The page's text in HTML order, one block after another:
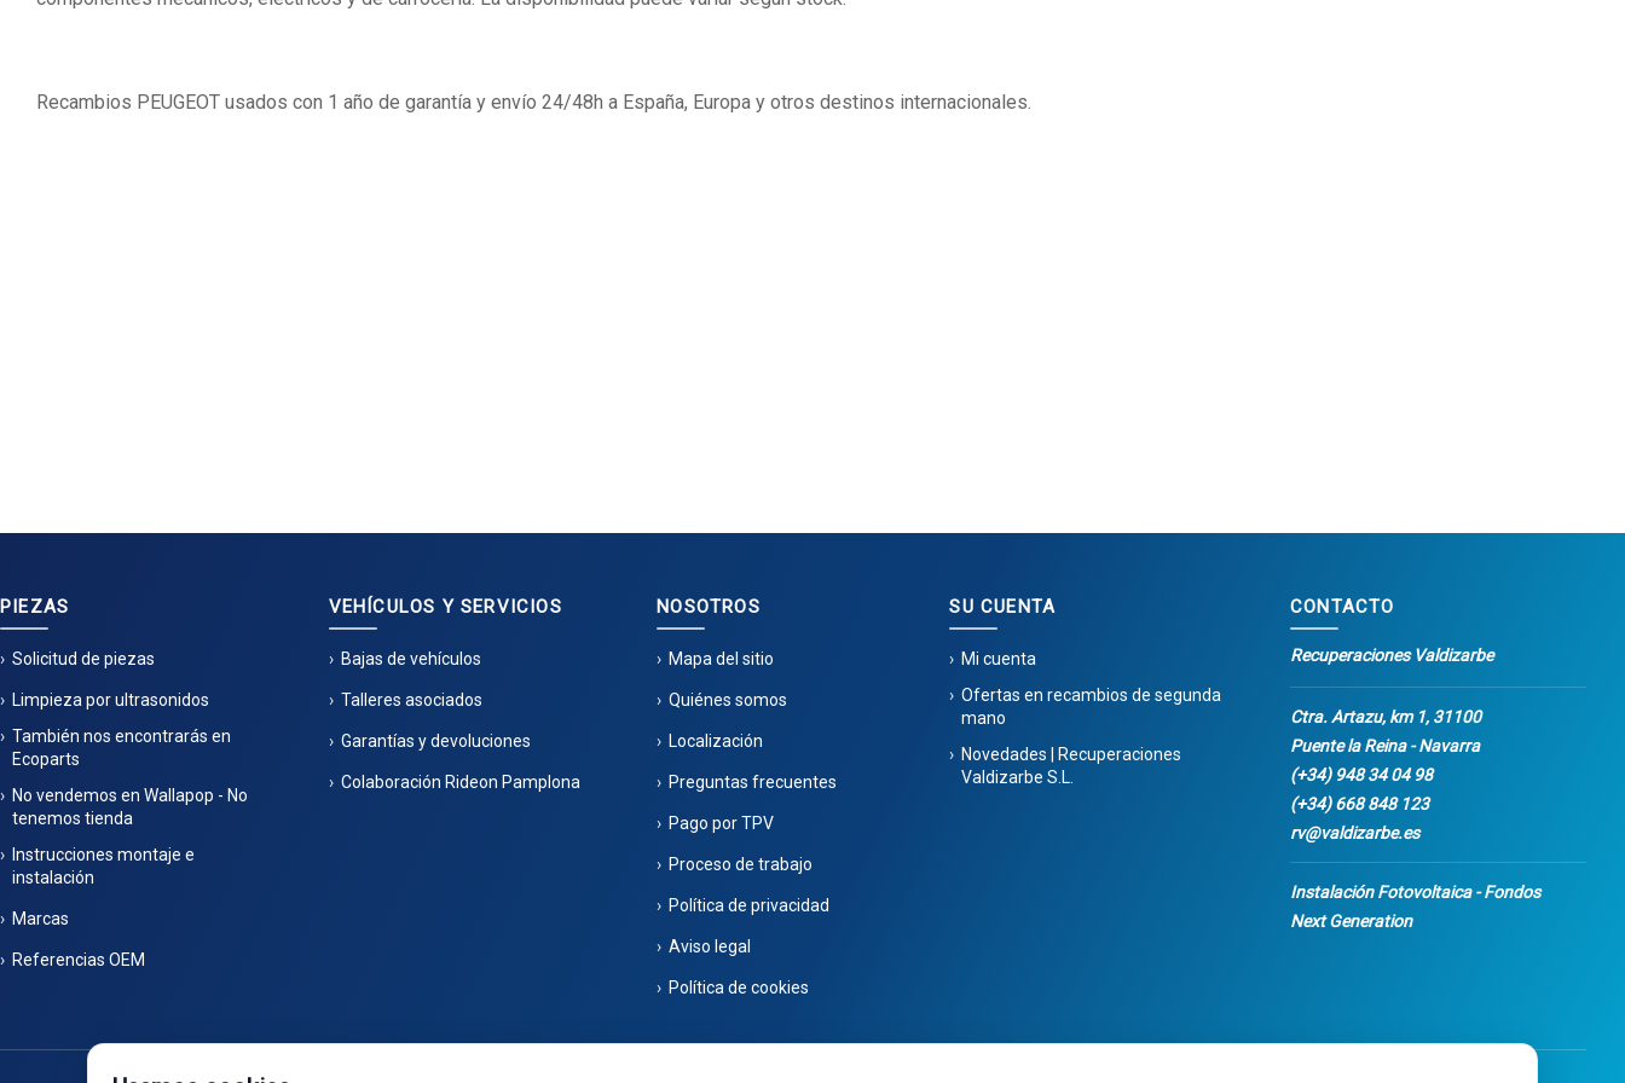
Recambios PEUGEOT usados con 1 año de garantía y envío 24/48h a España, Europa y otros destinos internacionales.
PIEZAS
Solicitud de piezas
Limpieza por ultrasonidos
También nos encontrarás en
Ecoparts
No vendemos en Wallapop - No
tenemos tienda
Instrucciones montaje e
instalación
Marcas
Referencias OEM
VEHÍCULOS Y SERVICIOS
Bajas de vehículos
Talleres asociados
Garantías y devoluciones
Colaboración Rideon Pamplona
NOSOTROS
Mapa del sitio
Quiénes somos
Localización
Preguntas frecuentes
Pago por TPV
Proceso de trabajo
Política de privacidad
Aviso legal
Política de cookies
SU CUENTA
Mi cuenta
Ofertas en recambios de segunda
mano
Novedades | Recuperaciones
Valdizarbe S.L.
CONTACTO
Recuperaciones Valdizarbe
Ctra. Artazu, km 1, 31100
Puente la Reina - Navarra
(+34) 948 34 04 98
(+34) 668 848 123
rv@valdizarbe.es
Instalación Fotovoltaica - Fondos
Next Generation